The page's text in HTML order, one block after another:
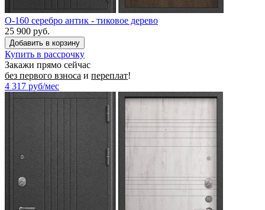
O-160 серебро антик - тиковое дерево
25 900 руб.
Купить в рассрочку
Закажи прямо сейчас
без первого взноса и переплат!
4 317 руб/мес